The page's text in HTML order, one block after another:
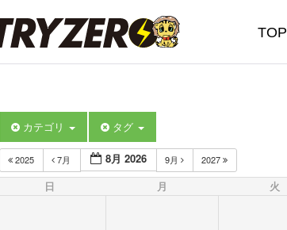
TOP
カテゴリ タグ
2025 7月 8月 2026 9月 2027
日 月 火